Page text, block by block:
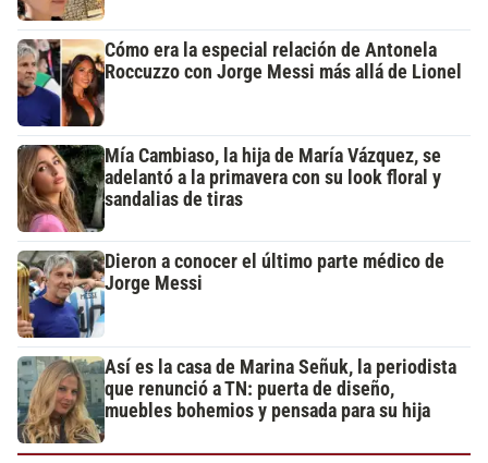
Cómo era la especial relación de Antonela
Roccuzzo con Jorge Messi más allá de Lionel
Mía Cambiaso, la hija de María Vázquez, se
adelantó a la primavera con su look floral y
sandalias de tiras
Dieron a conocer el último parte médico de
Jorge Messi
Así es la casa de Marina Señuk, la periodista
que renunció a TN: puerta de diseño,
muebles bohemios y pensada para su hija